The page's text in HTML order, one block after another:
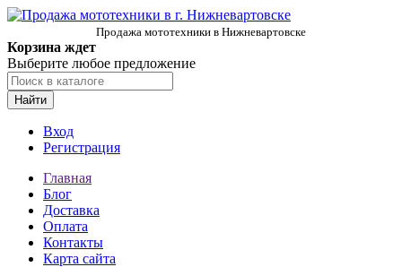
Продажа мототехники в Нижневартовске
Корзина ждет
Выберите любое предложение
Найти
Вход
Регистрация
Главная
Блог
Доставка
Оплата
Контакты
Карта сайта